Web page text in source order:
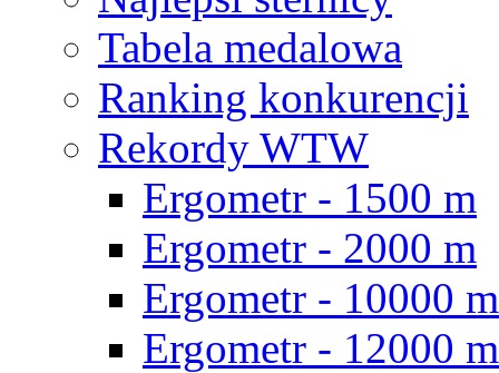
Tabela medalowa
Ranking konkurencji
Rekordy WTW
Ergometr - 1500 m
Ergometr - 2000 m
Ergometr - 10000 m
Ergometr - 12000 m